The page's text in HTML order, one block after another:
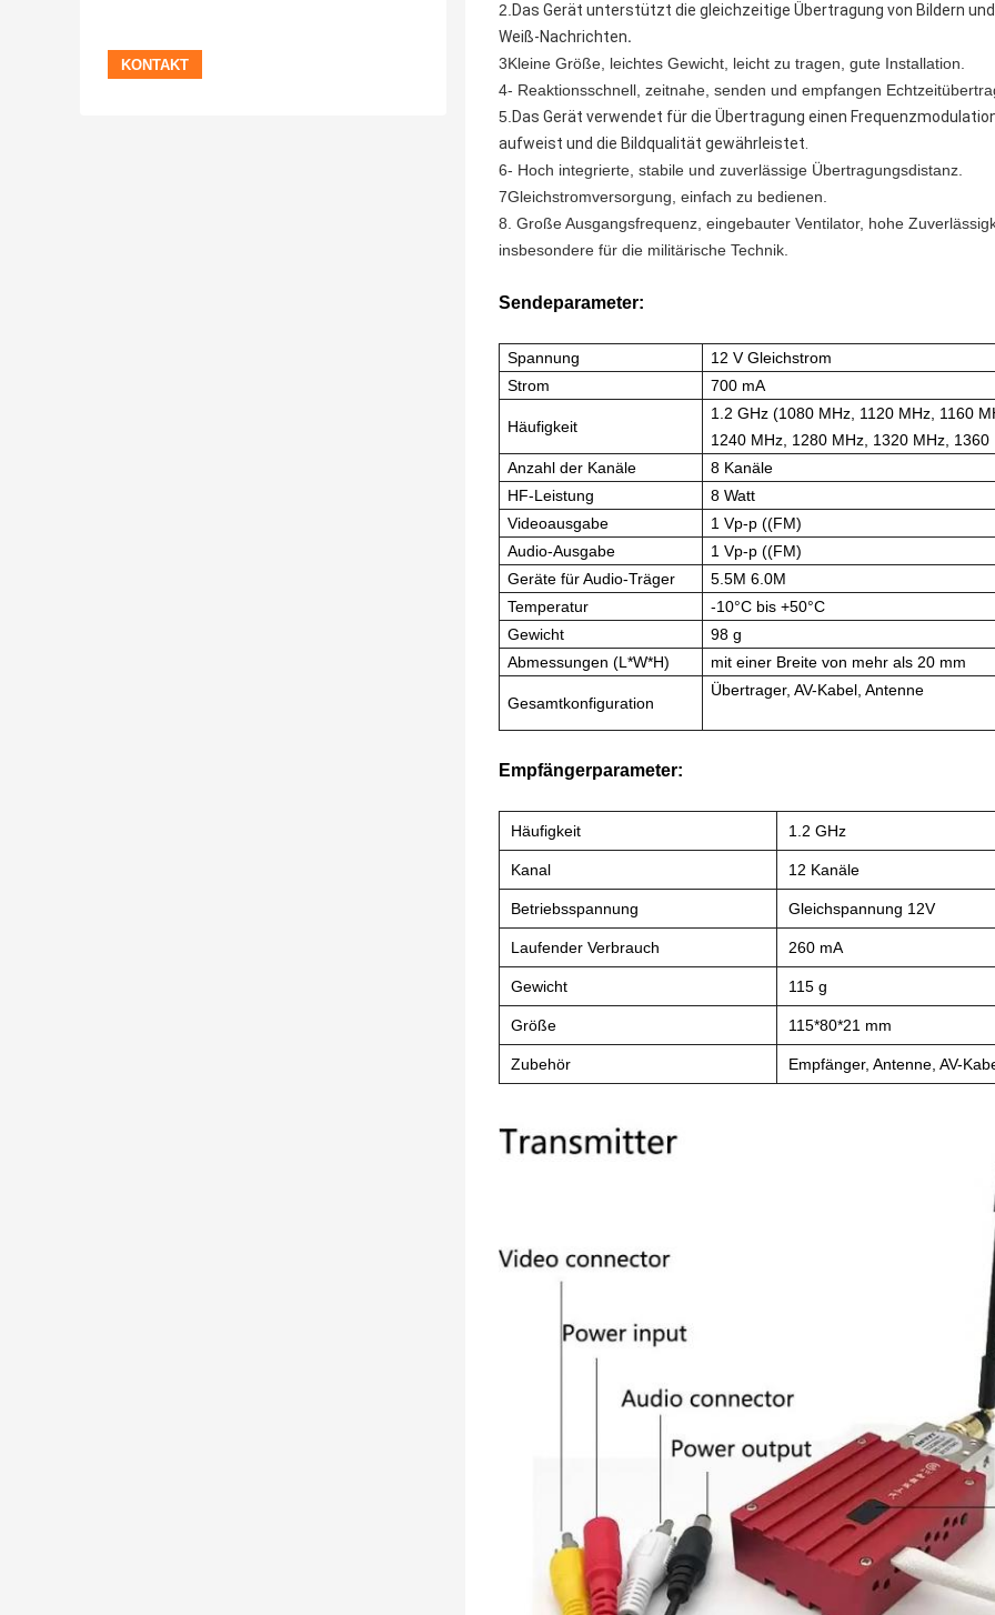
2.Das Gerät unterstützt die gleichzeitige Übertragung von Bildern
Weiß-Nachrichten.
3Kleine Größe, leichtes Gewicht, leicht zu tragen, gute Installation.
4- Reaktionsschnell, zeitnahe, senden und empfangen
5.Das Gerät verwendet für die Übertragung einen
aufweist und die Bildqualität gewährleistet.
6- Hoch integrierte, stabile und zuverlässige Übertragungsdistanz.
7Gleichstromversorgung, einfach zu bedienen.
8. Große Ausgangsfrequenz, eingebauter Ventilator, hohe
insbesondere für die militärische Technik.
Sendeparameter:
Spannung
12 V Gleichstrom
Strom
700 mA
Häufigkeit
1.2 GHz (1080 MHz, 1120 MHz, 1160
1240 MHz, 1280 MHz, 1320 MHz, 1360
Anzahl der Kanäle
8 Kanäle
HF-Leistung
8 Watt
Videoausgabe
1 Vp-p ((FM)
Audio-Ausgabe
1 Vp-p ((FM)
Geräte für Audio-Träger
5.5M 6.0M
Temperatur
-10°C bis +50°C
Gewicht
98 g
Abmessungen (L*W*H)
mit einer Breite von mehr als 20 mm
Gesamtkonfiguration
Übertrager, AV-Kabel, Antenne
Empfängerparameter:
Häufigkeit 1.2 GHz
Kanal 12 Kanäle
Betriebsspannung Gleichspannung 12V
Laufender Verbrauch 260 mA
Gewicht 115 g
Größe 115*80*21 mm
Zubehör Empfänger, Antenne, AV-